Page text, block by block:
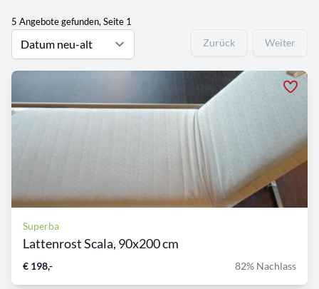
5 Angebote gefunden, Seite 1
Zurück Weiter
Superba
Lattenrost Scala, 90x200 cm
€ 198,- 82% Nachlass